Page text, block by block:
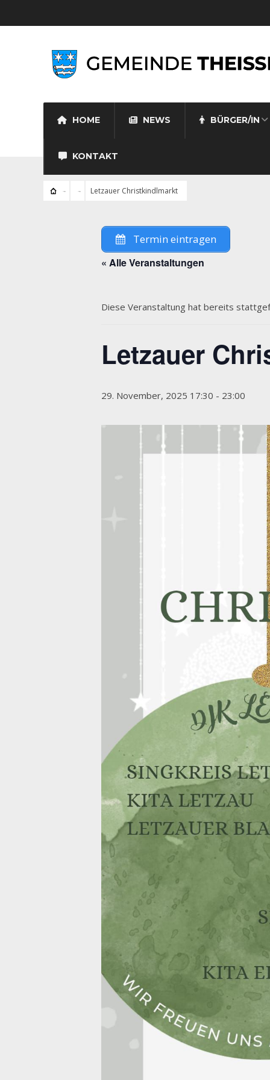
HOME NEWS BÜRGER/IN
KONTAKT
Letzauer Christkindlmarkt
Termin eintragen
« Alle Veranstaltungen
Diese Veranstaltung hat bereits
Letzauer
29. November, 2025 17:30 - 23:00